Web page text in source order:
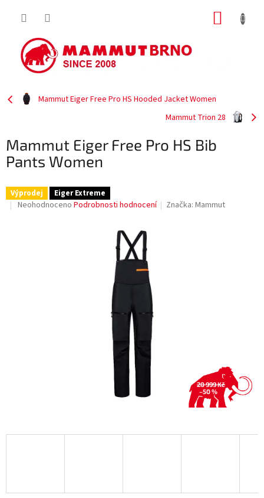
Mammut Eiger Free Pro HS Hooded Jacket Women
Mammut Trion 28
Mammut Eiger Free Pro HS Bib
Pants Women
Výprodej Eiger Extreme
Průměrné
Neohodnoceno Podrobnosti hodnocení Značka:Mammut
20 999 Kč
–50 %